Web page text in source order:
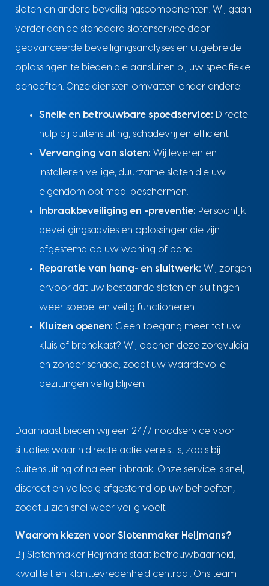
sloten en andere beveiligingscomponenten. Wij gaan
verder dan de standaard slotenservice door
geavanceerde beveiligingsanalyses en uitgebreide
oplossingen te bieden die aansluiten bij uw specifieke
behoeften. Onze diensten omvatten onder andere:
Snelle en betrouwbare spoedservice: Directe
hulp bij buitensluiting, schadevrij en efficiënt.
Vervanging van sloten: Wij leveren en
installeren veilige, duurzame sloten die uw
eigendom optimaal beschermen.
Inbraakbeveiliging en -preventie: Persoonlijk
beveiligingsadvies en oplossingen die zijn
afgestemd op uw woning of pand.
Reparatie van hang- en sluitwerk: Wij zorgen
ervoor dat uw bestaande sloten en sluitingen
weer soepel en veilig functioneren.
Kluizen openen: Geen toegang meer tot uw
kluis of brandkast? Wij openen deze zorgvuldig
en zonder schade, zodat uw waardevolle
bezittingen veilig blijven.
Daarnaast bieden wij een 24/7 noodservice voor
situaties waarin directe actie vereist is, zoals bij
buitensluiting of na een inbraak. Onze service is snel,
discreet en volledig afgestemd op uw behoeften,
zodat u zich snel weer veilig voelt.
Waarom kiezen voor Slotenmaker Heijmans?
Bij Slotenmaker Heijmans staat betrouwbaarheid,
kwaliteit en klanttevredenheid centraal. Ons team